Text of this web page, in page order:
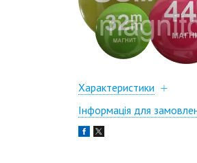
Характеристики
Інформація для